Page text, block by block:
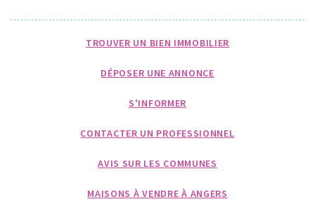
TROUVER UN BIEN IMMOBILIER
DÉPOSER UNE ANNONCE
S'INFORMER
CONTACTER UN PROFESSIONNEL
AVIS SUR LES COMMUNES
MAISONS À VENDRE À ANGERS